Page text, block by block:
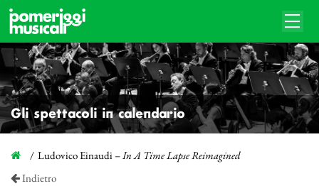
Gli spettacoli in calendario
Ludovico Einaudi –In A Time Lapse Reimagined
Indietro